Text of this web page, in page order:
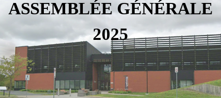
ASSEMBLÉE GÉNÉRALE
2025